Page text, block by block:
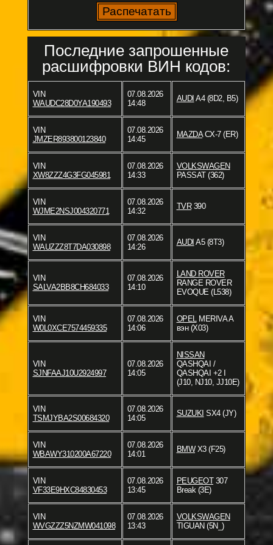
Последние запрошенные
расшифровки ВИН кодов:
VIN
WAUDC28D0YA190493
07.08.2026
14:48
AUDI A4 (8D2, B5)
VIN
JMZER893800123840
07.08.2026
14:45
MAZDACX-7 (ER)
VIN
XW8ZZZ4G3FG045981
07.08.2026
14:33
VOLKSWAGEN
PASSAT (362)
VIN
WJME2NSJ004320771
07.08.2026
14:32
TVR390
VIN
WAUZZZ8T7DA030898
07.08.2026
14:26
AUDI A5 (8T3)
VIN
SALVA2BB8CH684033
07.08.2026
14:10
LAND ROVER
RANGE ROVER
EVOQUE (L538)
VIN
W0L0XCE7574459335
07.08.2026
14:06
OPEL MERIVA A
вэн (X03)
VIN
SJNFAAJ10U2924997
07.08.2026
14:05
NISSAN
QASHQAI /
QASHQAI +2 I
(J10, NJ10, JJ10E)
VIN
TSMJYBA2S00684320
07.08.2026
14:05
SUZUKI SX4 (JY)
VIN
WBAWY310200A67220
07.08.2026
14:01
BMWX3 (F25)
VIN
VF33E9HXC84830453
07.08.2026
13:45
PEUGEOT307
Break (3E)
VIN
WVGZZZ5NZMW041098
07.08.2026
13:43
VOLKSWAGEN
TIGUAN (5N_)